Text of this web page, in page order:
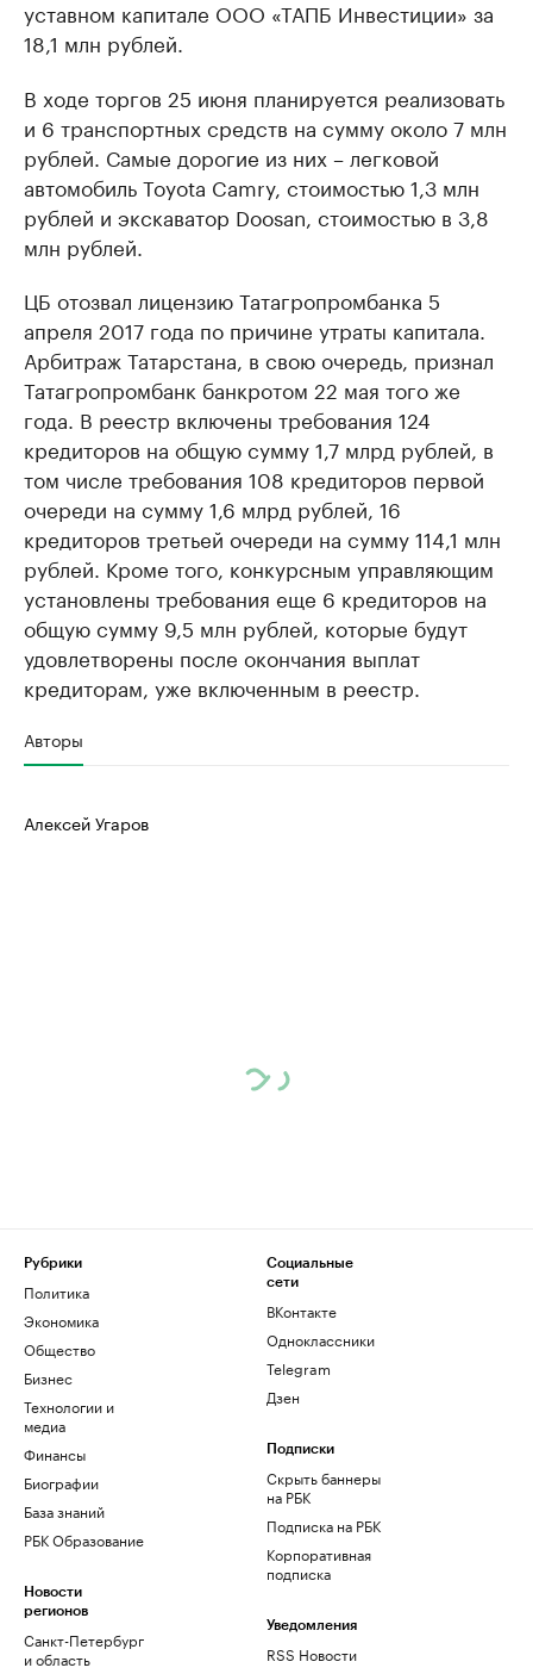
уставном капитале ООО «ТАПБ Инвестиции» за
18,1 млн рублей.
В ходе торгов 25 июня планируется реализовать
и 6 транспортных средств на сумму около 7 млн
рублей. Самые дорогие из них – легковой
автомобиль Toyota Camry, стоимостью 1,3 млн
рублей и экскаватор Doosan, стоимостью в 3,8
млн рублей.
ЦБ отозвал лицензию Татагропромбанка 5
апреля 2017 года по причине утраты капитала.
Арбитраж Татарстана, в свою очередь, признал
Татагропромбанк банкротом 22 мая того же
года. В реестр включены требования 124
кредиторов на общую сумму 1,7 млрд рублей, в
том числе требования 108 кредиторов первой
очереди на сумму 1,6 млрд рублей, 16
кредиторов третьей очереди на сумму 114,1 млн
рублей. Кроме того, конкурсным управляющим
установлены требования еще 6 кредиторов на
общую сумму 9,5 млн рублей, которые будут
удовлетворены после окончания выплат
кредиторам, уже включенным в реестр.
Авторы
Алексей Угаров
Рубрики
Политика
Экономика
Общество
Бизнес
Технологии и
медиа
Финансы
Биографии
База знаний
РБК Образование
Новости
регионов
Санкт-Петербург
и область
Социальные
сети
ВКонтакте
Одноклассники
Telegram
Дзен
Подписки
Скрыть баннеры
на РБК
Подписка на РБК
Корпоративная
подписка
Уведомления
RSS Новости